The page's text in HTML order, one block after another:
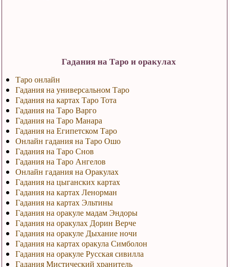
Гадания на Таро и оракулах
Таро онлайн
Гадания на универсальном Таро
Гадания на картах Таро Тота
Гадания на Таро Варго
Гадания на Таро Манара
Гадания на Египетском Таро
Онлайн гадания на Таро Ошо
Гадания на Таро Снов
Гадания на Таро Ангелов
Онлайн гадания на Оракулах
Гадания на цыганских картах
Гадания на картах Ленорман
Гадания на картах Эльтины
Гадания на оракуле мадам Эндоры
Гадания на оракулах Дорин Верче
Гадания на оракуле Дыхание ночи
Гадания на картах оракула Симболон
Гадания на оракуле Русская сивилла
Гадания Мистический хранитель